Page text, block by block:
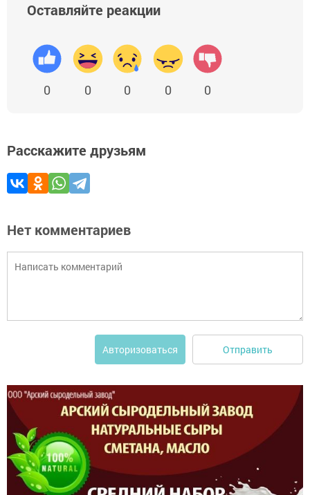
Оставляйте реакции
0 0 0 0 0
Расскажите друзьям
Нет комментариев
Авторизоваться Отправить